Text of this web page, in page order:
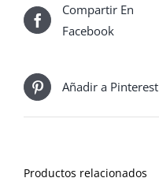
Compartir En
Facebook
Añadir a Pinterest
Productos relacionados